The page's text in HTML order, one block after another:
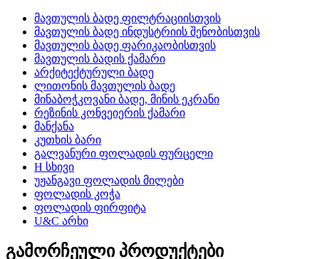
მავთულის ბადე ფილტრაციისთვის
მავთულის ბადე ინდუსტრიის შენობისთვის
მავთულის ბადე ფარიკაობისთვის
მავთულის ბადის ქამარი
არქიტექტურული ბადე
ლითონის მავთულის ბადე
მინაბოჭკოვანი ბადე, მინის ეკრანი
რეზინის კონვეიერის ქამარი
მანქანა
კუთხის ბარი
გალვანური ფოლადის ფურცელი
H სხივი
უჟანგავი ფოლადის მილები
ფოლადის კოჭა
ფოლადის ფირფიტა
U&C არხი
გამორჩეული პროდუქტები